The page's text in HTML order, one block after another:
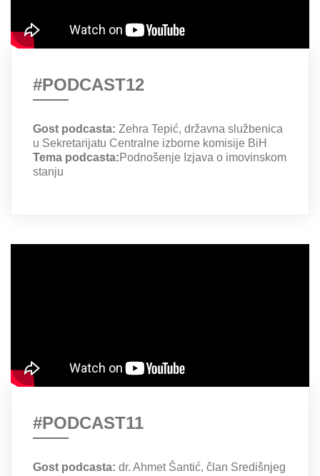
#PODCAST12
Gost podcasta: Zehra Tepić, državna službenica
u Sekretarijatu Centralne izborne komisije BiH
Tema podcasta:Podnošenje Izjava o imovinskom
stanju
#PODCAST11
Gost podcasta: dr. Ahmet Šantić, član Središnjeg